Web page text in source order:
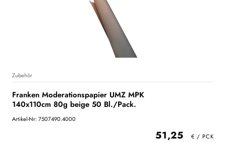
Zubehör
Franken Moderationspapier UMZ MPK
140x110cm 80g beige 50 Bl./Pack.
Artikel-Nr: 7507490.4000
51,25